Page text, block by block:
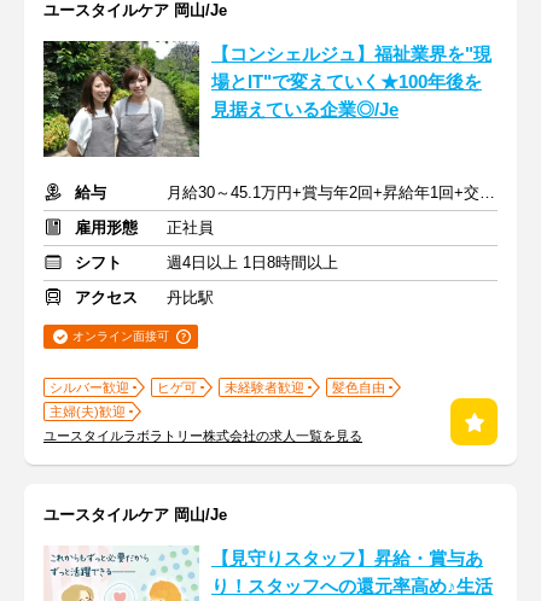
ユースタイルケア 岡山/Je
【コンシェルジュ】福祉業界を"現
場とIT"で変えていく★100年後を
見据えている企業◎/Je
給与
月給30～45.1万円+賞与年2回+昇給年1回+交通費全額
雇用形態
正社員
シフト
週4日以上 1日8時間以上
アクセス
丹比駅
オンライン面接可
シルバー歓迎 ヒゲ可 未経験者歓迎
髪色自由
主婦(夫)歓迎
ユースタイルラボラトリー株式会社の求人一覧を見る
ユースタイルケア 岡山/Je
【見守りスタッフ】昇給・賞与あ
り！スタッフへの還元率高め♪生活